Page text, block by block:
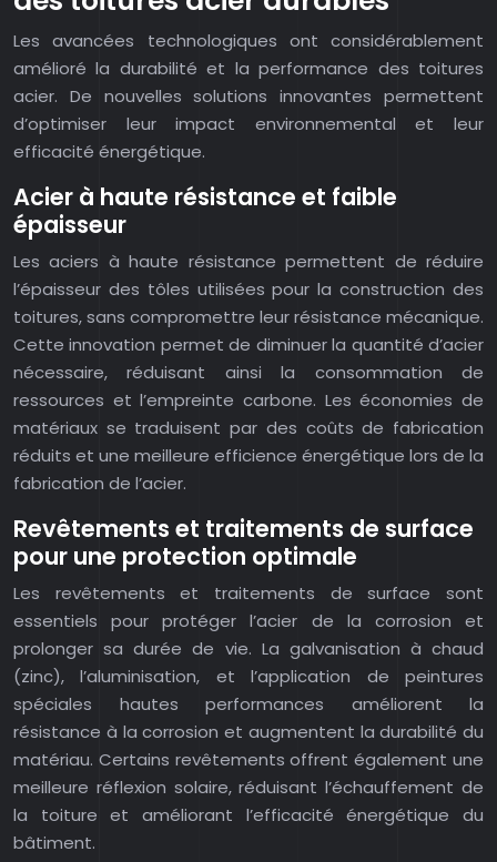
Les avancées technologiques ont considérablement
amélioré la durabilité et la performance des toitures
acier. De nouvelles solutions innovantes permettent
d’optimiser leur impact environnemental et leur
efficacité énergétique.
Acier à haute résistance et faible
épaisseur
Les aciers à haute résistance permettent de réduire
l’épaisseur des tôles utilisées pour la construction des
toitures, sans compromettre leur résistance mécanique.
Cette innovation permet de diminuer la quantité d’acier
nécessaire, réduisant ainsi la consommation de
ressources et l’empreinte carbone. Les économies de
matériaux se traduisent par des coûts de fabrication
réduits et une meilleure efficience énergétique lors de la
fabrication de l’acier.
Revêtements et traitements de surface
pour une protection optimale
Les revêtements et traitements de surface sont
essentiels pour protéger l’acier de la corrosion et
prolonger sa durée de vie. La galvanisation à chaud
(zinc), l’aluminisation, et l’application de peintures
spéciales hautes performances améliorent la
résistance à la corrosion et augmentent la durabilité du
matériau. Certains revêtements offrent également une
meilleure réflexion solaire, réduisant l’échauffement de
la toiture et améliorant l’efficacité énergétique du
bâtiment.